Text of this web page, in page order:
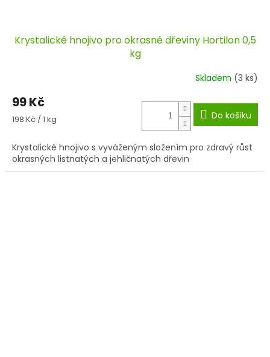
Krystalické hnojivo pro okrasné dřeviny Hortilon 0,5
kg
Skladem (3 ks)
99 Kč
Měrná
198 Kč / 1 kg Do košíku
Krystalické hnojivo s vyváženým složením pro zdravý růst
okrasných listnatých a jehličnatých dřevin